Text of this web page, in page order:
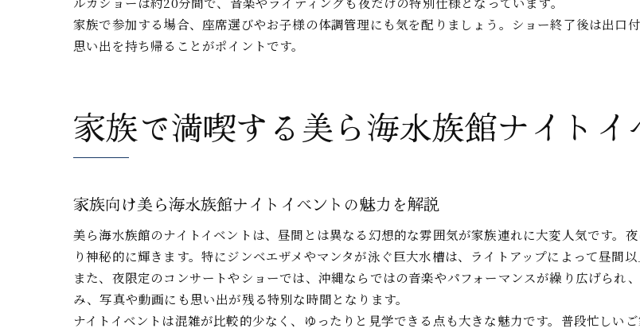
家族で参加する場合、座席選びやお子様の体調管理にも気を配りましょう。ショー終了後は出口
思い出を持ち帰ることがポイントです。
家族で満喫する美ら海水族館ナイトイ
家族向け美ら海水族館ナイトイベントの魅力を解説
美ら海水族館のナイトイベントは、昼間とは異なる幻想的な雰囲気が家族連れに大変人気です。
り神秘的に輝きます。特にジンベエザメやマンタが泳ぐ巨大水槽は、ライトアップによって昼間
また、夜限定のコンサートやショーでは、沖縄ならではの音楽やパフォーマンスが繰り広げられ
み、写真や動画にも思い出が残る特別な時間となります。
ナイトイベントは混雑が比較的少なく、ゆったりと見学できる点も大きな魅力です。普段忙しい